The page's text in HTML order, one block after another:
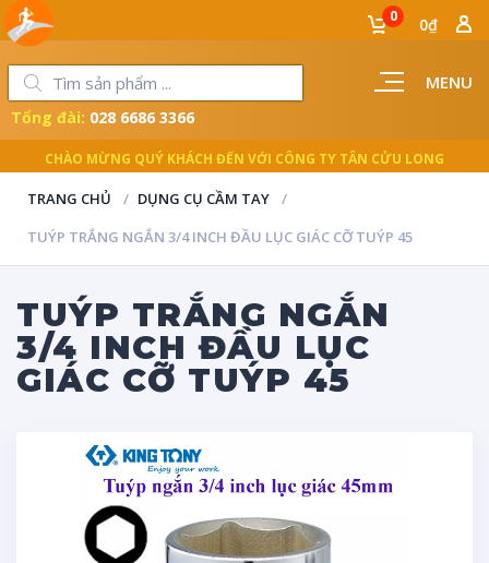
MENU
0 0₫
LUÔN ĐỒNG HÀNH CÙNG NGƯỜI THỢ
Tổng đài: 028 6686 3366
TRANG CHỦ
DỤNG CỤ CẦM TAY
TUÝP TRẮNG NGẮN 3/4 INCH ĐẦU LỤC GIÁC CỠ TUÝP 45
TUÝP TRẮNG NGẮN
3/4 INCH ĐẦU LỤC
GIÁC CỠ TUÝP 45